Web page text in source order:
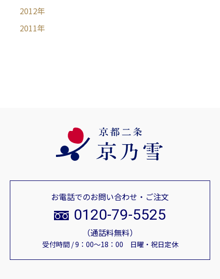
2012年
2011年
お電話でのお問い合わせ・ご注文
0120-79-5525
（通話料無料）
受付時間 / 9：00～18：00 日曜・祝日定休